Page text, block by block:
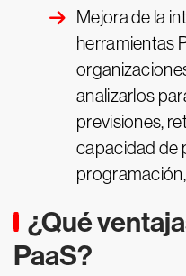
Mejora de la
herramientas
analizarlos
previsiones,
capacidad de
¿Qué
PaaS?